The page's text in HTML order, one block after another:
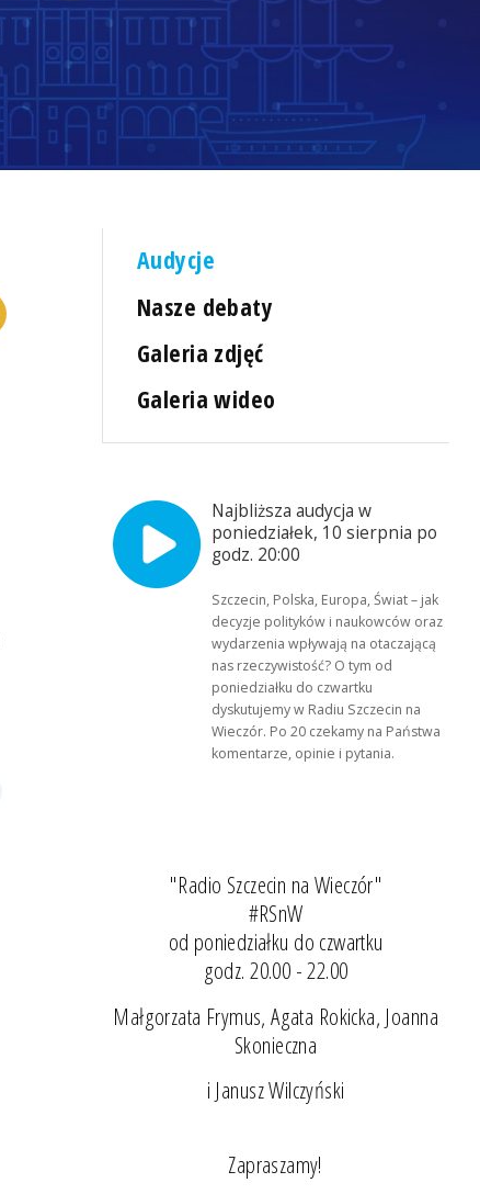
Audycje
Nasze debaty
Galeria zdjęć
Galeria wideo
Najbliższa audycja w
poniedziałek, 10 sierpnia po
godz. 20:00
Szczecin, Polska, Europa, Świat – jak
decyzje polityków i naukowców oraz
wydarzenia wpływają na otaczającą
nas rzeczywistość? O tym od
poniedziałku do czwartku
dyskutujemy w Radiu Szczecin na
Wieczór. Po 20 czekamy na Państwa
komentarze, opinie i pytania.
"Radio Szczecin na Wieczór"
#RSnW
od poniedziałku do czwartku
godz. 20.00 - 22.00
Małgorzata Frymus, Agata Rokicka, Joanna
Skonieczna
i Janusz Wilczyński
Zapraszamy!